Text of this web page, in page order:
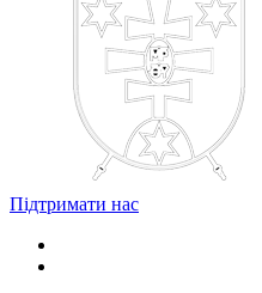
Підтримати нас